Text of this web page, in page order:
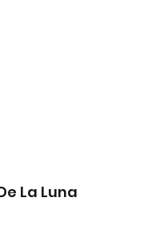
La Luna